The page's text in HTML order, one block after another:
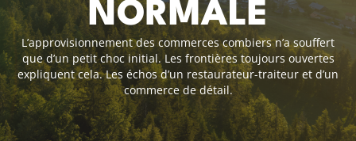
NORMALE
L’approvisionnement des commerces combiers n’a souffert
que d’un petit choc initial. Les frontières toujours ouvertes
expliquent cela. Les échos d’un restaurateur-traiteur et d’un
commerce de détail.